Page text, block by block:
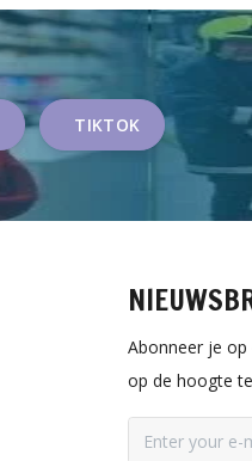
TIKTOK
Abonneer je
op de hoogte